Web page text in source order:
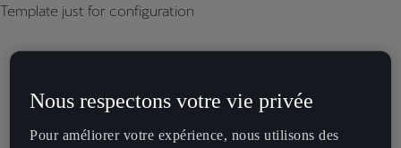
Template just for configuration
Nous respectons votre vie privée
Pour améliorer votre expérience, nous utilisons des